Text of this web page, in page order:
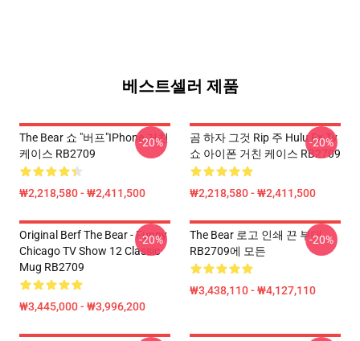
베스트셀러 제품
The Bear 쇼 "버프"iPhone 거친
케이스 RB2709
₩2,218,580 - ₩2,411,500
-20%
곰 하자 그것 Rip 주 Hulu Fx Tv
쇼 아이폰 거친 케이스 RB2709
₩2,218,580 - ₩2,411,500
-20%
Original Berf The Bear - Funny
Chicago TV Show 12 Classic
Mug RB2709
₩3,445,000 - ₩3,996,200
-20%
The Bear 로고 인쇄 끈 부대
RB2709에 모든
₩3,438,110 - ₩4,127,110
-20%